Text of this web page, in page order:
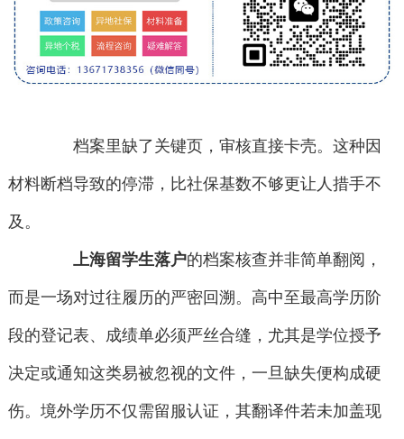
档案里缺了关键页，审核直接卡壳。这种因
材料断档导致的停滞，比社保基数不够更让人措手不
及。
上海留学生落户的档案核查并非简单翻阅，
而是一场对过往履历的严密回溯。高中至最高学历阶
段的登记表、成绩单必须严丝合缝，尤其是学位授予
决定或通知这类易被忽视的文件，一旦缺失便构成硬
伤。境外学历不仅需留服认证，其翻译件若未加盖现